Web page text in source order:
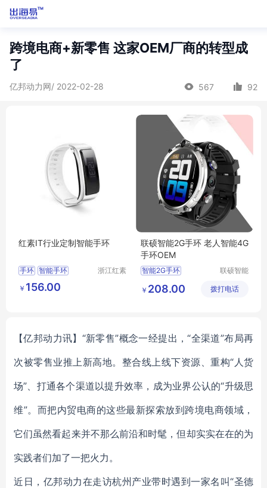
跨境电商+新零售 这家OEM厂商的转型成
了
亿邦动力网/ 2022-02-28 567 92
红素IT行业定制智能手环
手环 智能手环
浙江红素
￥ 156.00
联硕智能2G手环 老人智能4G
手环OEM
智能2G手环
智能4G手环
运动手环
联硕智能
有限公司
￥ 208.00 拨打电话
【亿邦动力讯】“新零售”概念一经提出，“全渠道”布局再
次被零售业推上新高地。整合线上线下资源、重构“人货
场”、打通各个渠道以提升效率，成为业界公认的“升级思
维”。而把内贸电商的这些最新探索放到跨境电商领域，
它们虽然看起来并不那么前沿和时髦，但却实实在在的为
实践者们加了一把火力。
近日，亿邦动力在走访杭州产业带时遇到一家名叫“圣德